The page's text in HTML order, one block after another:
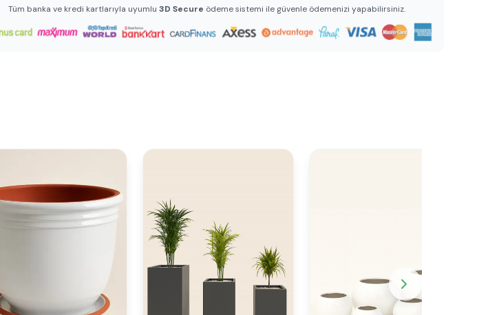
Tüm banka ve kredi kartlarıyla uyumlu 3D Secure ödeme sistemi ile güvenle ödemenizi yapabilirsiniz.